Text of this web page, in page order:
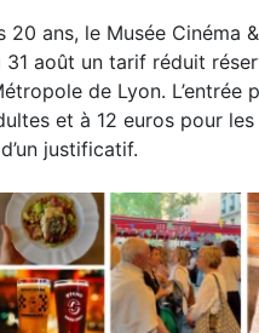
20 ans, le Musée Cinéma
31 août un tarif réduit
de Lyon. L’entrée
et à 12 euros pour les
justificatif.